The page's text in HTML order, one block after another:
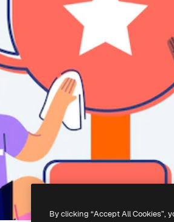
By clicking “Accept All Cookies”,